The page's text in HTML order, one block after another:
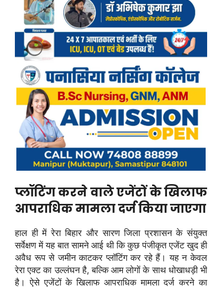
प्लॉटिंग करने वाले एजेंटों के खिलाफ
आपराधिक मामला दर्ज किया जाएगा
हाल ही में रेरा बिहार और सारण जिला प्रशासन के संयुक्त
सर्वेक्षण में यह बात सामने आई थी कि कुछ पंजीकृत एजेंट खुद ही
अवैध रूप से जमीन काटकर प्लॉटिंग कर रहे हैं। यह न केवल
रेरा एक्ट का उल्लंघन है, बल्कि आम लोगों के साथ धोखाधड़ी भी
है। ऐसे एजेंटों के खिलाफ आपराधिक मामला दर्ज करने का